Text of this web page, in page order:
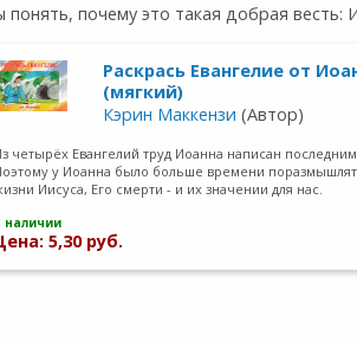
почему это такая добрая
Раскрась Евангелие от
(мягкий)
Кэрин Маккензи (Автор)
четырёх Евангелий труд Иоанна написан последним.
у Иоанна было больше времени
Иисуса, Его смерти - и их значении для нас.
наличии
5,30 руб.